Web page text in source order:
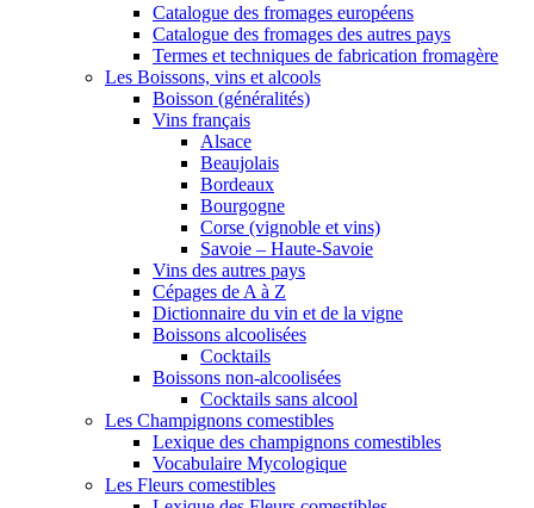
Catalogue des fromages européens
Catalogue des fromages des autres pays
Termes et techniques de fabrication fromagère
Les Boissons, vins et alcools
Boisson (généralités)
Vins français
Alsace
Beaujolais
Bordeaux
Bourgogne
Corse (vignoble et vins)
Savoie – Haute-Savoie
Vins des autres pays
Cépages de A à Z
Dictionnaire du vin et de la vigne
Boissons alcoolisées
Cocktails
Boissons non-alcoolisées
Cocktails sans alcool
Les Champignons comestibles
Lexique des champignons comestibles
Vocabulaire Mycologique
Les Fleurs comestibles